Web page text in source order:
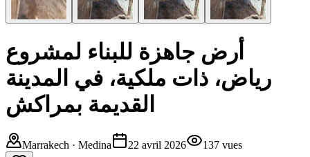
أرض جاهزة للبناء لمشروع
رياض، ذات ملكية، في المدينة
القديمة بمراكش
Marrakech · Medina 22 avril 2026 137 vues